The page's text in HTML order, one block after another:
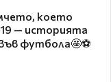
което
— историята
футбола🤩⚽